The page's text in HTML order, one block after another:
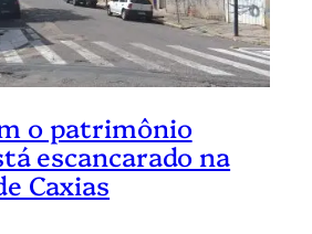
o patrimônio
escancarado na
Caxias